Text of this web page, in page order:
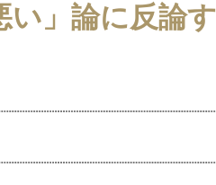
い」論に反論